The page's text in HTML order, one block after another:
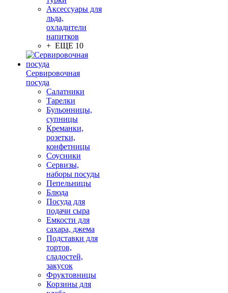
Аксессуары для
льда,
охладители
напитков
+ ЕЩЕ 10
Сервировочная
посуда
Салатники
Тарелки
Бульонницы,
супницы
Креманки,
розетки,
конфетницы
Соусники
Сервизы,
наборы посуды
Пепельницы
Блюда
Посуда для
подачи сыра
Емкости для
сахара, джема
Подставки для
тортов,
сладостей,
закусок
Фруктовницы
Корзины для